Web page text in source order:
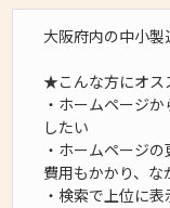
大阪府内の中小製
★こんな方にオ
・ホームページ
したい
・ホームページ
費用もかかり、
・検索で上位に